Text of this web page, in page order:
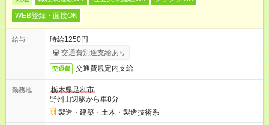
WEB登録・面接OK
給与
時給1250円
交通費別途支給あり
交通費 交通費規定内支給
勤務地
栃木県足利市
野州山辺駅から車8分
製造・建築・土木・製造技術系